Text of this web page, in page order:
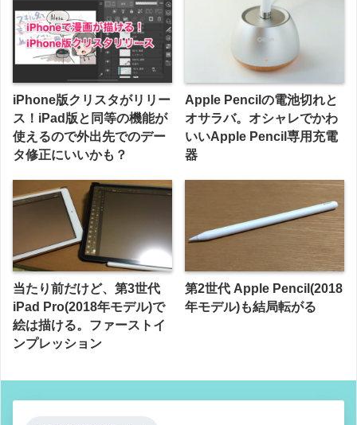
iPhone版クリスタがリリー
ス！iPad版と同等の機能が
使えるので外出先でのデー
タ修正にいいかも？
Apple Pencilの電池切れと
オサラバ。オシャレでかわ
いいApple Pencil専用充電
器
当たり前だけど、第3世代
iPad Pro(2018年モデル)で
絵は描ける。ファーストイ
ンプレッション
第2世代 Apple Pencil(2018
年モデル)も結局転がる